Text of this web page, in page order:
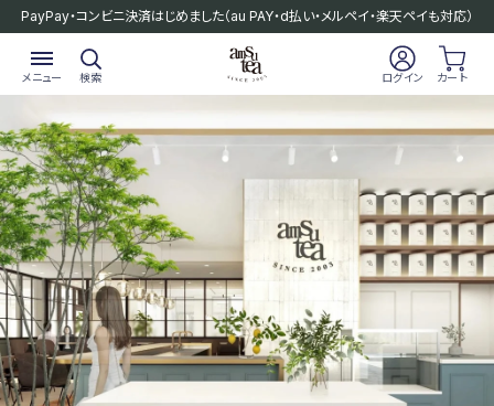
PayPay・コンビニ決済はじめました（au PAY・d払い・メルペイ・楽天ペイも対応）
メニュー 検索 ログイン カート